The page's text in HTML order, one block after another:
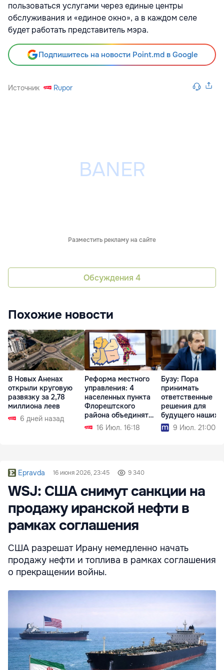
пользоваться услугами через единые центры
обслуживания и «единое окно», а в каждом селе
будет работать представитель мэра.
Подпишитесь на новости Point.md в Google
Источник Rupor
Разместить рекламу на сайте
Обсуждения 4
Похожие новости
В Новых Аненах
открыли круговую
развязку за 2,78
миллиона леев
6 дней назад
Реформа местного
управления: 4
населенных пункта
Флорештского
района объединят
мэрии16 Июл. 16:18
Бузу: Пора
принимать
ответственные
решения для
будущего наших
населённых
9 Июл. 21:00
Epravda 16 июня 2026, 23:45 9 340
WSJ: США снимут санкции на
продажу иранской нефти в
рамках соглашения
США разрешат Ирану немедленно начать
продажу нефти и топлива в рамках соглашения
о прекращении войны.